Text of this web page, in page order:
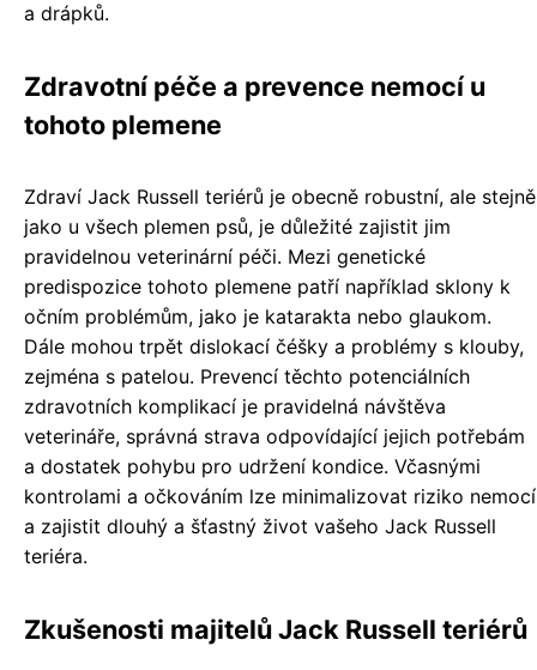
a drápků.
Zdravotní péče a prevence nemocí u
tohoto plemene
Zdraví Jack Russell teriérů je obecně robustní, ale stejně
jako u všech plemen psů, je důležité zajistit jim
pravidelnou veterinární péči. Mezi genetické
predispozice tohoto plemene patří například sklony k
očním problémům, jako je katarakta nebo glaukom.
Dále mohou trpět dislokací čéšky a problémy s klouby,
zejména s patelou. Prevencí těchto potenciálních
zdravotních komplikací je pravidelná návštěva
veterináře, správná strava odpovídající jejich potřebám
a dostatek pohybu pro udržení kondice. Včasnými
kontrolami a očkováním lze minimalizovat riziko nemocí
a zajistit dlouhý a šťastný život vašeho Jack Russell
teriéra.
Zkušenosti majitelů Jack Russell teriérů